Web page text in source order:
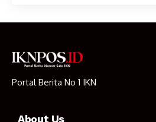
Portal Berita No 1 IKN
About Us